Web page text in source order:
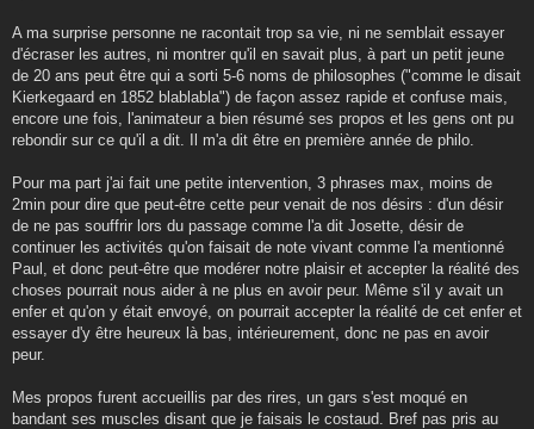
A ma surprise personne ne racontait trop sa vie, ni ne semblait essayer
d'écraser les autres, ni montrer qu'il en savait plus, à part un petit jeune
de 20 ans peut être qui a sorti 5-6 noms de philosophes ("comme le disait
Kierkegaard en 1852 blablabla") de façon assez rapide et confuse mais,
encore une fois, l'animateur a bien résumé ses propos et les gens ont pu
rebondir sur ce qu'il a dit. Il m'a dit être en première année de philo.
Pour ma part j'ai fait une petite intervention, 3 phrases max, moins de
2min pour dire que peut-être cette peur venait de nos désirs : d'un désir
de ne pas souffrir lors du passage comme l'a dit Josette, désir de
continuer les activités qu'on faisait de note vivant comme l'a mentionné
Paul, et donc peut-être que modérer notre plaisir et accepter la réalité des
choses pourrait nous aider à ne plus en avoir peur. Même s'il y avait un
enfer et qu'on y était envoyé, on pourrait accepter la réalité de cet enfer et
essayer d'y être heureux là bas, intérieurement, donc ne pas en avoir
peur.
Mes propos furent accueillis par des rires, un gars s'est moqué en
bandant ses muscles disant que je faisais le costaud. Bref pas pris au